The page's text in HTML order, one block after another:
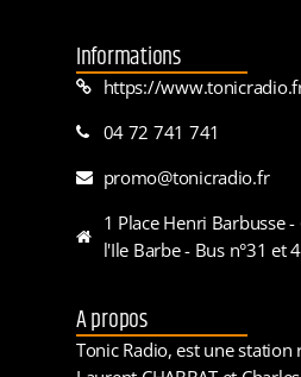
Informations
https://
04 72 741 741
promo@tonicradio.fr
1 Place Henri Barbusse
l'Ile Barbe - Bus n°31 et
A propos
Tonic Radio, est une